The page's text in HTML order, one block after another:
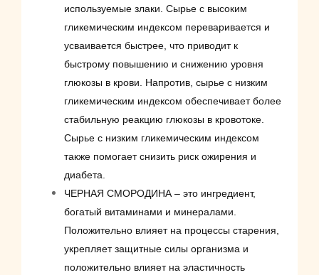
используемые злаки. Сырье с высоким
гликемическим индексом переваривается и
усваивается быстрее, что приводит к
быстрому повышению и снижению уровня
глюкозы в крови. Напротив, сырье с низким
гликемическим индексом обеспечивает более
стабильную реакцию глюкозы в кровотоке.
Сырье с низким гликемическим индексом
также помогает снизить риск ожирения и
диабета.
ЧЕРНАЯ СМОРОДИНА – это ингредиент,
богатый витаминами и минералами.
Положительно влияет на процессы старения,
укрепляет защитные силы организма и
положительно влияет на эластичность